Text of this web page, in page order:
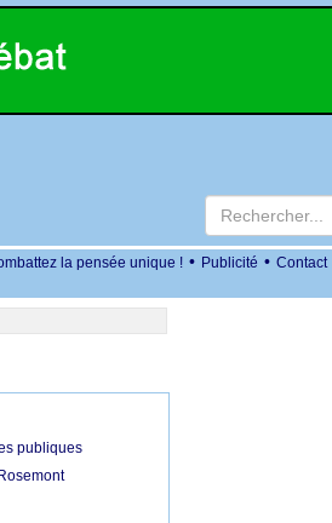
la pensée unique ! • Publicité • Contact
publiques